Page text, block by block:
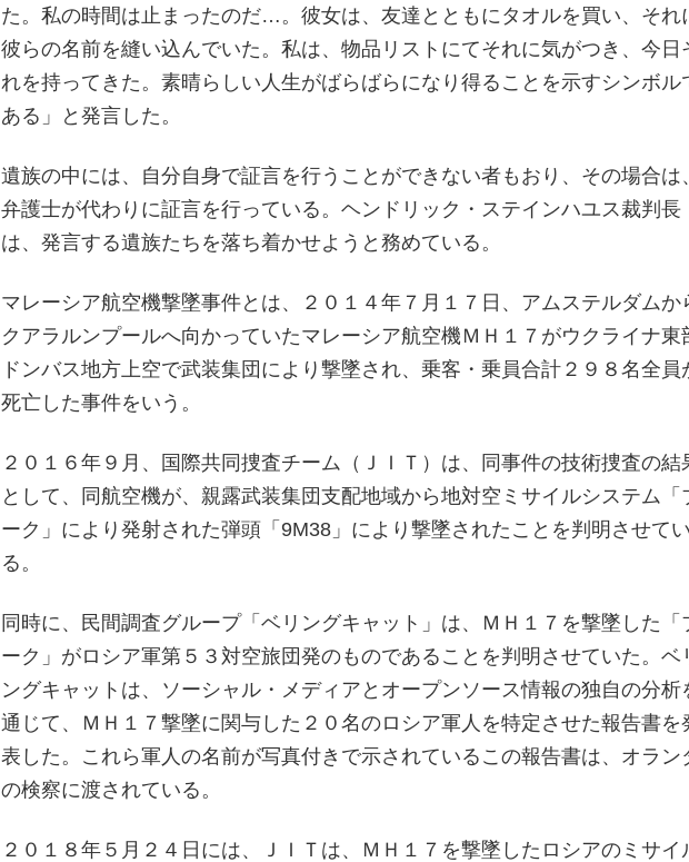
た。私の時間は止まったのだ…。彼女は、友達とともにタオルを買い、それ
彼らの名前を縫い込んでいた。私は、物品リストにてそれに気がつき、今日
れを持ってきた。素晴らしい人生がばらばらになり得ることを示すシンボル
ある」と発言した。
遺族の中には、自分自身で証言を行うことができない者もおり、その場合は、
弁護士が代わりに証言を行っている。ヘンドリック・ステインハユス裁判長
は、発言する遺族たちを落ち着かせようと務めている。
マレーシア航空機撃墜事件とは、２０１４年７月１７日、アムステルダムか
クアラルンプールへ向かっていたマレーシア航空機ＭＨ１７がウクライナ東
ドンバス地方上空で武装集団により撃墜され、乗客・乗員合計２９８名全員
死亡した事件をいう。
２０１６年９月、国際共同捜査チーム（ＪＩＴ）は、同事件の技術捜査の結
として、同航空機が、親露武装集団支配地域から地対空ミサイルシステム「
ーク」により発射された弾頭「9M38」により撃墜されたことを判明させてい
る。
同時に、民間調査グループ「ベリングキャット」は、ＭＨ１７を撃墜した「
ーク」がロシア軍第５３対空旅団発のものであることを判明させていた。ベ
ングキャットは、ソーシャル・メディアとオープンソース情報の独自の分析
通じて、ＭＨ１７撃墜に関与した２０名のロシア軍人を特定させた報告書を
表した。これら軍人の名前が写真付きで示されているこの報告書は、オラン
の検察に渡されている。
２０１８年５月２４日には、ＪＩＴは、ＭＨ１７を撃墜したロシアのミサイ